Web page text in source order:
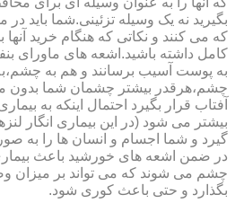
بگیرید نه یک وسیله تزئینی.شما باید
که می کنند و نکاتی که هنگام خرید آنها
کامل داشته باشید.اشعه های ماورای
به پوست آسیب برسانند و هم به
چشم،هرقدر بیشتر چشمان شما بدون
آفتاب قرار بگیرد احتمال اینکه به
بیشتر می شود (در این بیماری انگار
گیرد و شما اجسام و انسان ها را به
در ضمن اشعه های خورشید باعث
چشم می شوند که می تواند بر میزان
بگذارد و حتی باعث کوری شود.